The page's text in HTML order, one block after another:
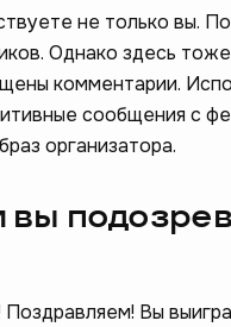
не только вы.
Однако здесь
комментарии.
сообщения с
организатора.
вы
Вы